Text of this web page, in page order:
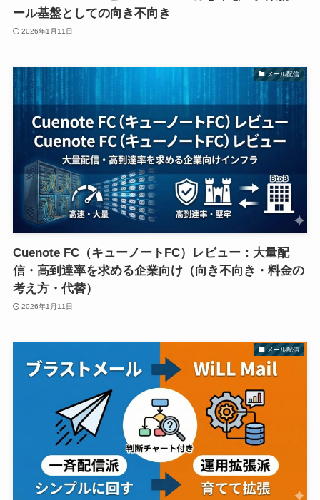
ール基盤としての向き不向き
2026年1月11日
メール配信
Cuenote FC（キューノートFC）レビュー：大量配
信・高到達率を求める企業向け（向き不向き・料金の
考え方・代替）
2026年1月11日
メール配信